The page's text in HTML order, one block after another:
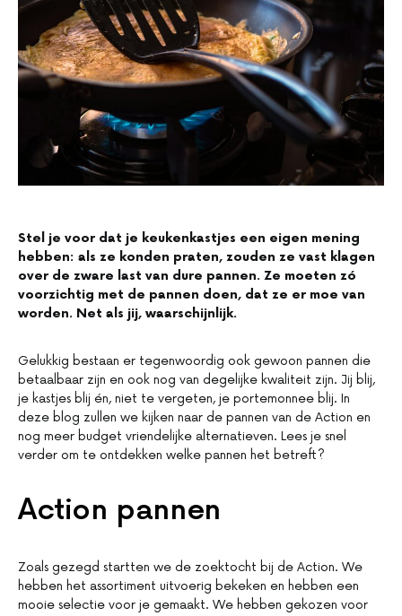
Stel je voor dat je keukenkastjes een eigen mening
hebben: als ze konden praten, zouden ze vast klagen
over de zware last van dure pannen. Ze moeten zó
voorzichtig met de pannen doen, dat ze er moe van
worden. Net als jij, waarschijnlijk.
Gelukkig bestaan er tegenwoordig ook gewoon pannen die
betaalbaar zijn en ook nog van degelijke kwaliteit zijn. Jij blij,
je kastjes blij én, niet te vergeten, je portemonnee blij. In
deze blog zullen we kijken naar de pannen van de Action en
nog meer budget vriendelijke alternatieven. Lees je snel
verder om te ontdekken welke pannen het betreft?
Action pannen
Zoals gezegd startten we de zoektocht bij de Action. We
hebben het assortiment uitvoerig bekeken en hebben een
mooie selectie voor je gemaakt. We hebben gekozen voor